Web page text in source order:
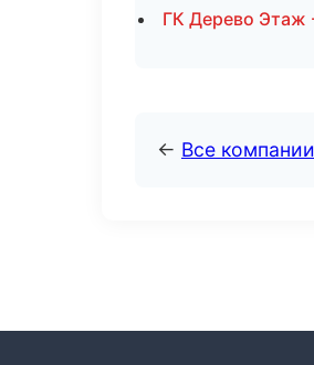
ГК Дерево Этаж
← Все